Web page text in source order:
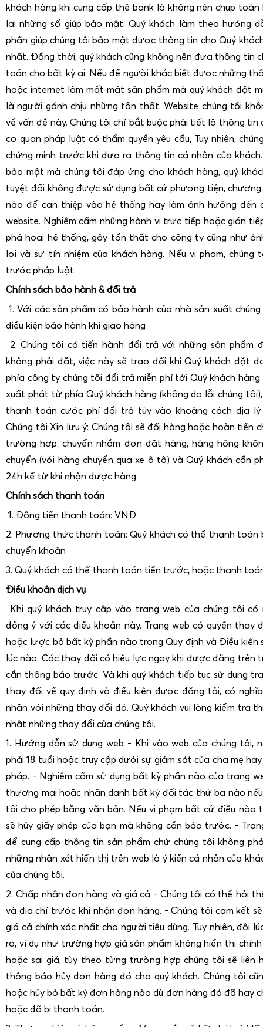
khách hàng khi cung cấp thẻ bank là không nên chụp
lại những số giúp bảo mật. Quý khách làm theo hướng
phần giúp chúng tôi bảo mật được thông tin cho Quý
nhất. Đồng thời, quý khách cũng không nên đưa thông tin
toán cho bất kỳ ai. Nếu để người khác biết được những
hoặc internet làm mất mát sản phẩm mà quý khách đặt
là người gánh chịu những tổn thất. Website chúng tôi
về vấn đề này. Chúng tôi chỉ bắt buộc phải tiết lộ thông tin
cơ quan pháp luật có thẩm quyền yêu cầu, Tuy nhiên,
chứng minh trước khi đưa ra thông tin cá nhân của
bảo mật mà chúng tôi đáp ứng cho khách hàng, quý
tuyệt đối không được sử dụng bất cứ phương tiện,
nào để can thiệp vào hệ thống hay làm ảnh hưởng đến
website. Nghiêm cấm những hành vi trực tiếp hoặc gián
phá hoại hệ thống, gây tổn thất cho công ty cũng như
lợi và sự tín nhiệm của khách hàng. Nếu vi phạm, chúng
trước pháp luật.
Chính sách bảo hành & đổi trả
1. Với các sản phẩm có bảo hành của nhà sản xuất
điều kiện bảo hành khi giao hàng
2. Chúng tôi có tiến hành đổi trả với những sản phẩm
không phải đặt, việc này sẽ trao đổi khi Quý khách đặt
phía công ty chúng tôi đổi trả miễn phí tới Quý khách
xuất phát từ phía Quý khách hàng (không do lỗi chúng
thanh toán cước phí đổi trả tùy vào khoảng cách địa lý
Chúng tôi Xin lưu ý: Chúng tôi sẽ đổi hàng hoặc hoàn tiền
trường hợp: chuyển nhầm đơn đặt hàng, hàng hỏng
chuyển (với hàng chuyển qua xe ô tô) và Quý khách cần
24h kể từ khi nhận được hàng.
Chính sách thanh toán
1. Đồng tiền thanh toán: VNĐ
2. Phương thức thanh toán: Quý khách có thể thanh toán
chuyển khoản
3. Quý khách có thể thanh toán tiền trước, hoặc thanh
Điều khoản dịch vụ
Khi quý khách truy cập vào trang web của chúng tôi có
đồng ý với các điều khoản này. Trang web có quyền thay
hoặc lược bỏ bất kỳ phần nào trong Quy định và Điều kiện
lúc nào. Các thay đổi có hiệu lực ngay khi được đăng trên
cần thông báo trước. Và khi quý khách tiếp tục sử dụng
thay đổi về quy định và điều kiện được đăng tải, có
nhận với những thay đổi đó. Quý khách vui lòng kiểm tra
nhật những thay đổi của chúng tôi.
1. Hướng dẫn sử dụng web - Khi vào web của chúng tôi,
phải 18 tuổi hoặc truy cập dưới sự giám sát của cha mẹ
pháp. - Nghiêm cấm sử dụng bất kỳ phần nào của trang
thương mại hoặc nhân danh bất kỳ đối tác thứ ba nào
tôi cho phép bằng văn bản. Nếu vi phạm bất cứ điều nào
sẽ hủy giấy phép của bạn mà không cần báo trước. -
để cung cấp thông tin sản phẩm chứ chúng tôi không
những nhận xét hiển thị trên web là ý kiến cá nhân của
của chúng tôi.
2. Chấp nhận đơn hàng và giá cả - Chúng tôi có thể hỏi
và địa chỉ trước khi nhận đơn hàng. - Chúng tôi cam kết
giá cả chính xác nhất cho người tiêu dùng. Tuy nhiên, đôi
ra, ví dụ như trường hợp giá sản phẩm không hiển thị
hoặc sai giá, tùy theo từng trường hợp chúng tôi sẽ liên
thông báo hủy đơn hàng đó cho quý khách. Chúng tôi
hoặc hủy bỏ bất kỳ đơn hàng nào dù đơn hàng đó đã hay
hoặc đã bị thanh toán.